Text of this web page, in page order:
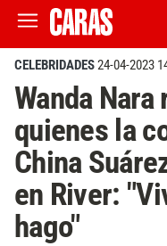
CELEBRIDADES24-04-2023
Wanda
quienes la
China
en River:
hago"